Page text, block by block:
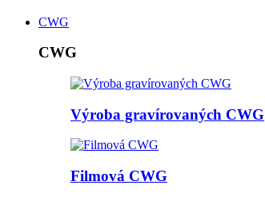
CWG
CWG
Výroba gravírovaných CWG
Filmová CWG